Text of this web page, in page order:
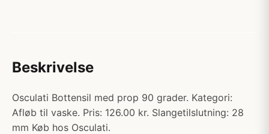
Beskrivelse
Osculati Bottensil med prop 90 grader. Kategori:
Afløb til vaske. Pris: 126.00 kr. Slangetilslutning: 28
mm Køb hos Osculati.